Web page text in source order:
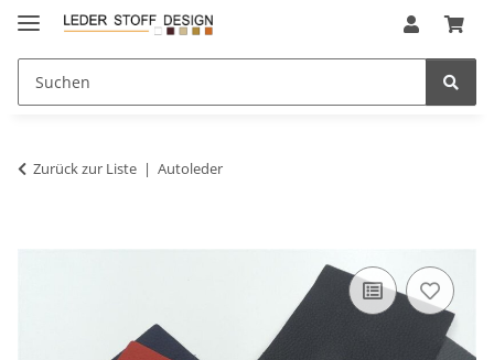
Zurück zur Liste Autoleder